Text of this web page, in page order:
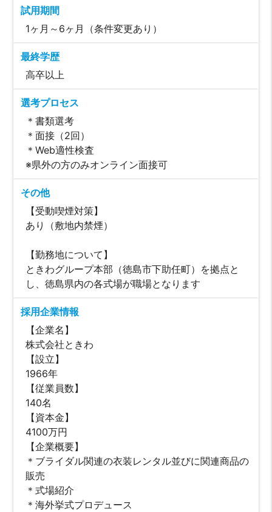
試用期間
1ヶ月～6ヶ月（条件変更あり）
最終学歴
高卒以上
選考プロセス
＊書類選考
＊面接（2回）
＊Web適性検査
※県外の方のみオンライン面接可
その他
【受動喫煙対策】
あり（敷地内禁煙）
【勤務地について】
ときわグループ本部（徳島市下助任町）を拠点と
し、徳島県内の各式場が職場となります
採用企業情報
【企業名】
株式会社ときわ
【設立】
1966年
【従業員数】
140名
【資本金】
4100万円
【企業概要】
＊ブライダル関連の衣装レンタル並びに関連商品の
販売
＊式場紹介
＊海外挙式プロデュース